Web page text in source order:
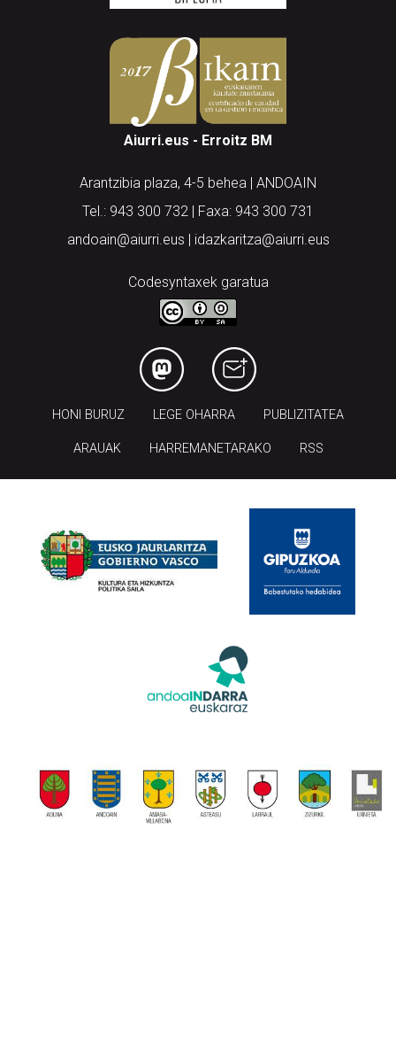
Aiurri.eus - Erroitz BM
Arantzibia plaza, 4-5 behea | ANDOAIN
Tel.: 943 300 732 | Faxa: 943 300 731
andoain@aiurri.eus | idazkaritza@aiurri.eus
Codesyntaxek garatua
HONI BURUZ LEGE OHARRA PUBLIZITATEA
ARAUAK HARREMANETARAKO RSS